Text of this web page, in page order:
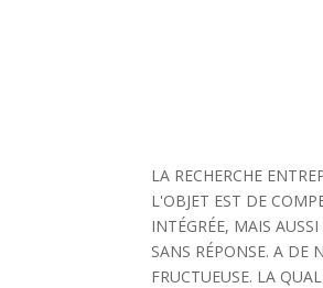
LA RECHERCHE
L'OBJET EST DE
INTÉGRÉE, MAIS
SANS RÉPONSE. A DE
FRUCTUEUSE. LA